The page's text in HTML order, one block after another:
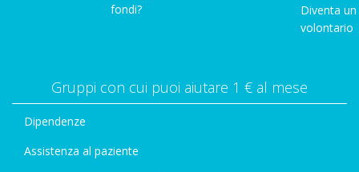
fondi?
Diventa un
volontario
Gruppi con cui puoi aiutare 1 € al mese
Dipendenze
Assistenza al paziente